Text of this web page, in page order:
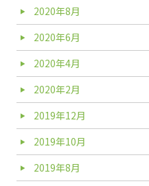
2020年8月
2020年6月
2020年4月
2020年2月
2019年12月
2019年10月
2019年8月